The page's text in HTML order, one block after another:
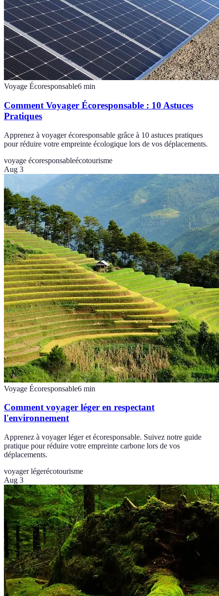
Voyage Écoresponsable6 min
Comment Voyager Écoresponsable : 10 Astuces
Pratiques
Apprenez à voyager écoresponsable grâce à 10 astuces pratiques
pour réduire votre empreinte écologique lors de vos déplacements.
voyage écoresponsableécotourisme
Aug 3
Voyage Écoresponsable6 min
Comment voyager léger en respectant
l'environnement
Apprenez à voyager léger et écoresponsable. Suivez notre guide
pratique pour réduire votre empreinte carbone lors de vos
déplacements.
voyager légerécotourisme
Aug 3